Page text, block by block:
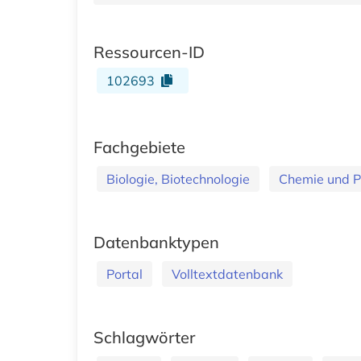
Ressourcen-ID
102693
Fachgebiete
Biologie, Biotechnologie Chemie und
Datenbanktypen
Portal Volltextdatenbank
Schlagwörter